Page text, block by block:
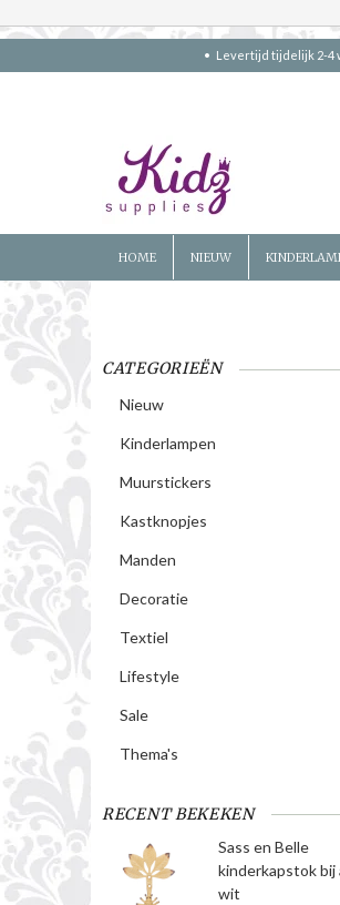
Levertijd tijdelijk 2-4
HOME NIEUW
CATEGORIEËN
Nieuw
Kinderlampen
Muurstickers
Kastknopjes
Manden
Decoratie
Textiel
Lifestyle
Sale
Thema's
RECENT BEKEKEN
Sass en Belle
kinderkapstok bij
wit